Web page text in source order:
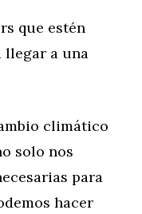
que estén
llegar a una
climático
solo nos
para
hacer